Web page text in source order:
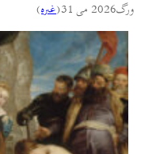
ورگ2026 می 31 (غىره)